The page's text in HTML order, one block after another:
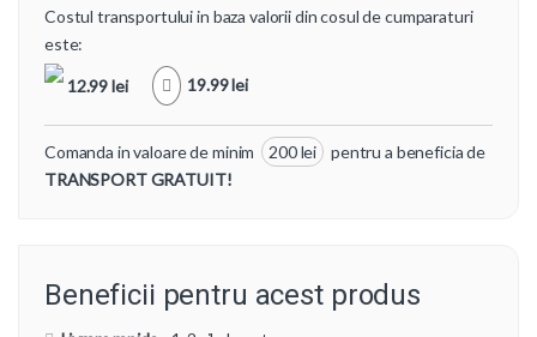
Costul transportului in baza valorii din cosul de cumparaturi
este:
12.99 lei 19.99 lei
Comanda in valoare de minim 200 lei
pentru a beneficia de
TRANSPORT GRATUIT!
Beneficii pentru acest produs